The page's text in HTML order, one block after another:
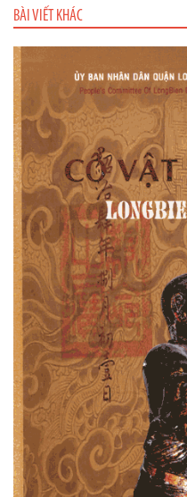
BÀI VIẾT KHÁC